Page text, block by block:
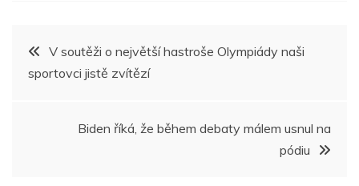
o
o
p
p
g
er
n
m
Navigace
pro
příspěvek
V soutěži o největší hastroše Olympiády naši
sportovci jistě zvítězí
Biden říká, že během debaty málem usnul na
pódiu